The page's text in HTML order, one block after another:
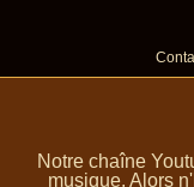
Notre chaîne
musique. Alors